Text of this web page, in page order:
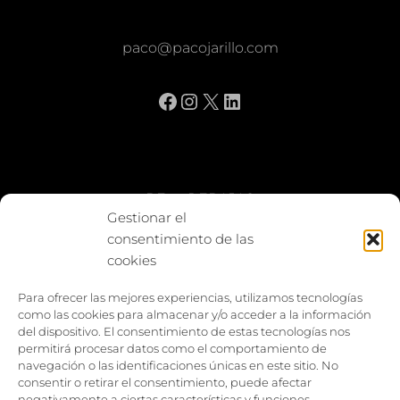
Gestionar el
consentimiento de las
cookies
Para ofrecer las mejores experiencias, utilizamos tecnologías
como las cookies para almacenar y/o acceder a la información
del dispositivo. El consentimiento de estas tecnologías nos
permitirá procesar datos como el comportamiento de
navegación o las identificaciones únicas en este sitio. No
consentir o retirar el consentimiento, puede afectar
paco@pacojarillo.com
Facebook
Instagram
X LinkedIn
BE vs REBAJAS
Entes
Capturar y compartir
Vía larga